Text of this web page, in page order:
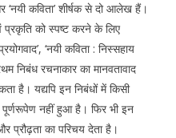
‘नयी कविता’ शीर्षक से दो आलेख हैं।
प्रकृति को स्पष्ट करने के लिए
‘नयी कविता : निस्सहाय
निबंध रचनाकार का मानवतावाद
है। यद्यपि इन निबंधों में किसी
पूर्णरूपेण नहीं हुआ है। फिर भी इन
प्रौढ़ता का परिचय देता है।